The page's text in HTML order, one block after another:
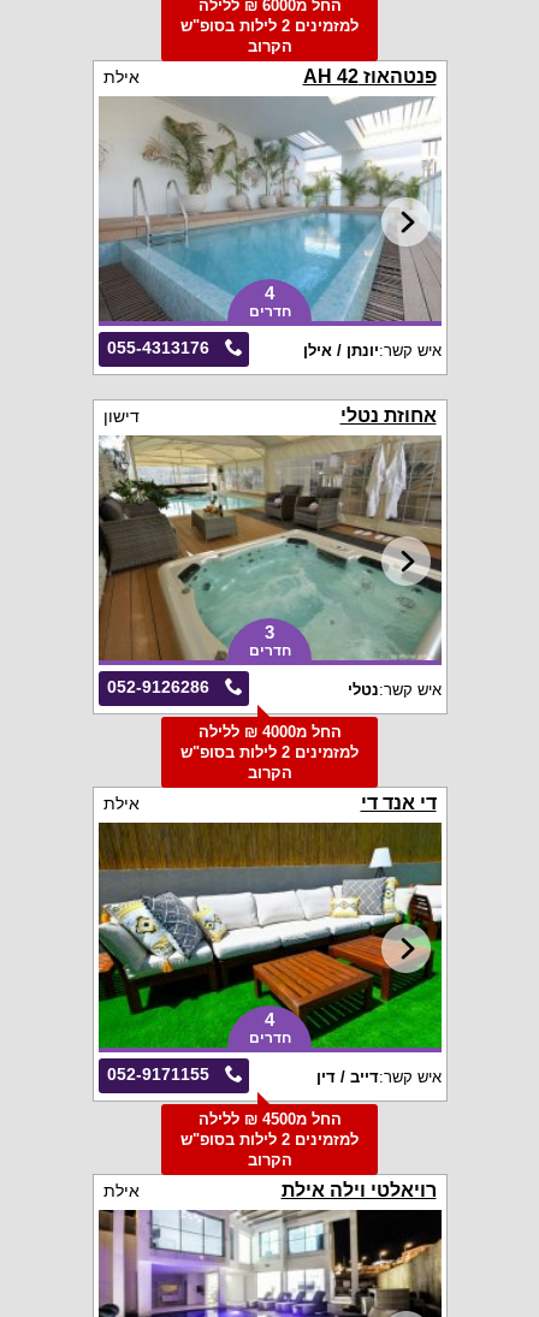
החל מ6000 ₪ ללילה
למזמינים 2 לילות בסופ"ש
הקרוב
פנטהאוז AH 42 אילת
4
חדרים
055-4313176 איש קשר:יונתן / אילן
אחוזת נטלי דישון
3
חדרים
052-9126286 איש קשר:נטלי
החל מ4000 ₪ ללילה
למזמינים 2 לילות בסופ"ש
הקרוב
די אנד די אילת
4
חדרים
052-9171155 איש קשר:דייב / דין
החל מ4500 ₪ ללילה
למזמינים 2 לילות בסופ"ש
הקרוב
רויאלטי וילה אילת אילת